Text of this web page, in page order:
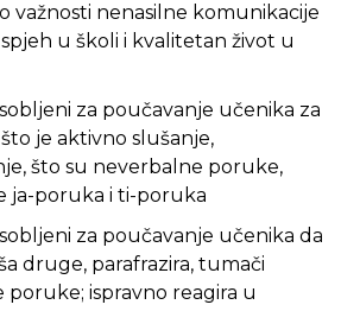
važnosti nenasilne komunikacije
u školi i kvalitetan život u
za poučavanje učenika za
je aktivno slušanje,
što su neverbalne poruke,
ja-poruka i ti-poruka
za poučavanje učenika da
druge, parafrazira, tumači
poruke; ispravno reagira u